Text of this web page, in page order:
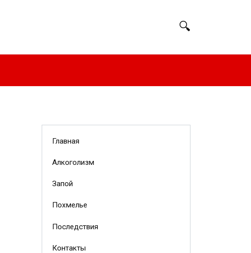
Главная
Алкоголизм
Запой
Похмелье
Последствия
Контакты